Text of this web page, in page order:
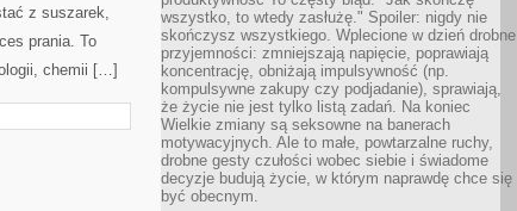
z suszarek,
prania. To
chemii […]
wszystko, to wtedy zasłużę." Spoiler: nigdy nie
skończysz wszystkiego. Wplecione w dzień drobne
przyjemności: zmniejszają napięcie, poprawiają
koncentrację, obniżają impulsywność (np.
kompulsywne zakupy czy podjadanie), sprawiają,
że życie nie jest tylko listą zadań. Na koniec
Wielkie zmiany są seksowne na banerach
motywacyjnych. Ale to małe, powtarzalne ruchy,
drobne gesty czułości wobec siebie i świadome
decyzje budują życie, w którym naprawdę chce się
być obecnym.